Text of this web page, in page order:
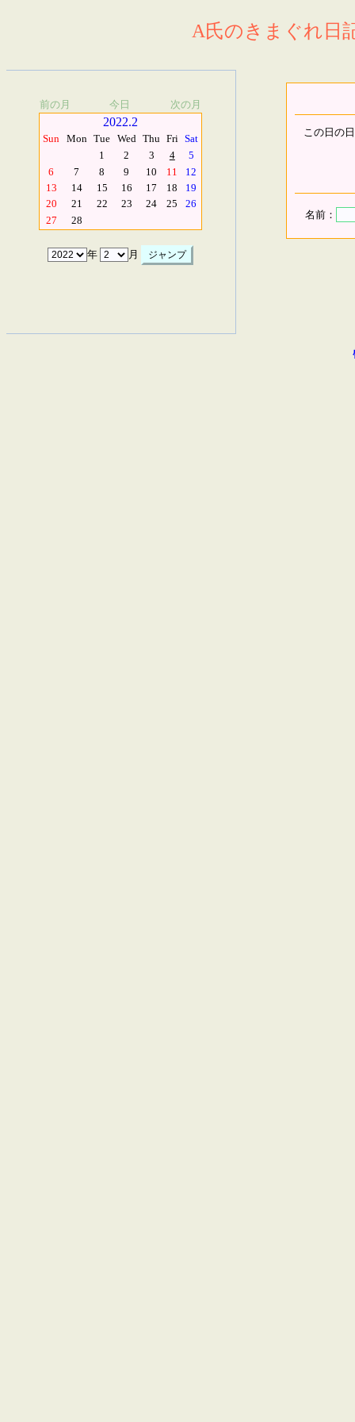
A氏のきまぐれ日
前の月 今日 次の月
2022.2
Sun Mon Tue Wed Thu Fri Sat
1
2 3 4
5
6
7 8 9 10 11
12
13
14 15 16 17 18
19
20
21 22 23 24 25
26
27
28
年 月
この日の
名前：